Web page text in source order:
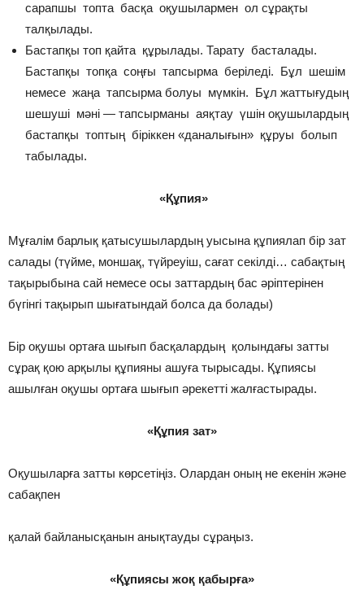
сарапшы топта басқа оқушылармен ол сұрақты
талқылады.
Бастапқы топ қайта құрылады. Тарату басталады.
Бастапқы топқа соңғы тапсырма беріледі. Бұл шешім
немесе жаңа тапсырма болуы мүмкін. Бұл жаттығудың
шешуші мәні — тапсырманы аяқтау үшін оқушылардың
бастапқы топтың біріккен «даналығын» құруы болып
табылады.
«Құпия»
Мұғалім барлық қатысушылардың уысына құпиялап бір зат
салады (түйме, моншақ, түйреуіш, сағат секілді… сабақтың
тақырыбына сай немесе осы заттардың бас әріптерінен
бүгінгі тақырып шығатындай болса да болады)
Бір оқушы ортаға шығып басқалардың қолындағы затты
сұрақ қою арқылы құпияны ашуға тырысады. Құпиясы
ашылған оқушы ортаға шығып әрекетті жалғастырады.
«Құпия зат»
Оқушыларға затты көрсетіңіз. Олардан оның не екенін жəне
сабақпен
қалай байланысқанын анықтауды сұраңыз.
«Құпиясы жоқ қабырға»